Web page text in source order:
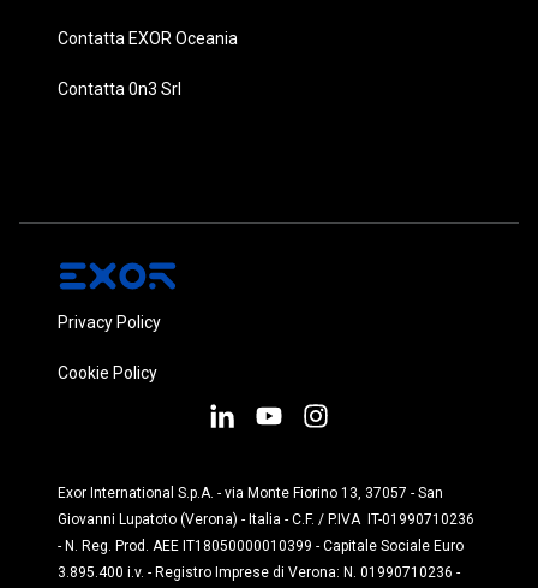
Contatta EXOR Oceania
Contatta 0n3 Srl
Privacy Policy
Cookie Policy
Exor International S.p.A. - via Monte Fiorino 13, 37057 - San
Giovanni Lupatoto (Verona) - Italia - C.F. / P.IVA IT-01990710236
- N. Reg. Prod. AEE IT18050000010399 - Capitale Sociale Euro
3.895.400 i.v. - Registro Imprese di Verona: N. 01990710236 -